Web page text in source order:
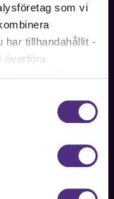
som vi
har tillhandahållit -
överföra
adress i
våra
webbplats.
medlemskap